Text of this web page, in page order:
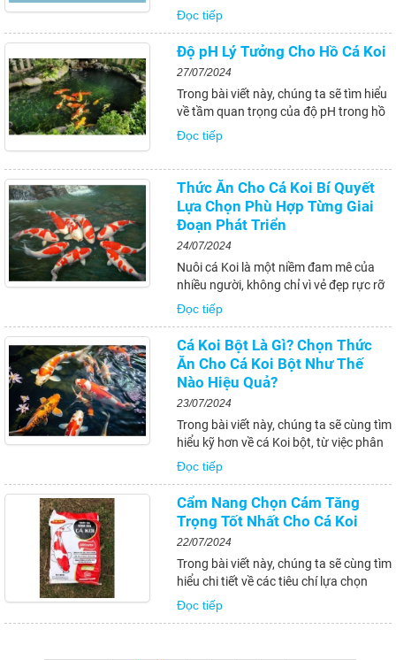
hồ cá Koi, bao gồm cấu tạo, nguyên lý
hoạt động, cách lựa chọn và lắp đặt, vệ
sinh và bảo trì, cũng như ưu điểm và
nhược điểm của từng...
Đọc tiếp
Độ pH Lý Tưởng Cho Hồ Cá Koi
27/07/2024
Trong bài viết này, chúng ta sẽ tìm hiểu
về tầm quan trọng của độ pH trong hồ
cá Koi và cách điều chỉnh, duy trì độ pH
để tạo ra môi trường lý tưởng cho cá
của độ pH đến sức khỏe cá...
Đọc tiếp
Thức Ăn Cho Cá Koi Bí Quyết
Lựa Chọn Phù Hợp Từng Giai
Đoạn Phát Triển
24/07/2024
Nuôi cá Koi là một niềm đam mê của
nhiều người, không chỉ vì vẻ đẹp rực rỡ
của chúng mà còn bởi sự thách thức
trong việc chăm sóc và giữ cho cá khỏe
mạnh, lên màu đẹp. Một trong những
yếu tố quan trọng nhất ảnh hưởng
đến...
Đọc tiếp
Cá Koi Bột Là Gì? Chọn Thức
Ăn Cho Cá Koi Bột Như Thế
Nào Hiệu Quả?
23/07/2024
Trong bài viết này, chúng ta sẽ cùng tìm
hiểu kỹ hơn về cá Koi bột, từ việc phân
loại, đến cách chọn lựa và sử dụng
thức ăn này một cách hiệu quả nhất.
Đây sẽ là những thông tin bổ ích và
đáng giá dành cho những ai đang
hoặc...
Đọc tiếp
Cẩm Nang Chọn Cám Tăng
Trọng Tốt Nhất Cho Cá Koi
22/07/2024
Trong bài viết này, chúng ta sẽ cùng tìm
hiểu chi tiết về các tiêu chí lựa chọn
cám tăng trọng chất lượng cao cho cá
Koi, đồng thời điểm danh những
Đọc tiếp